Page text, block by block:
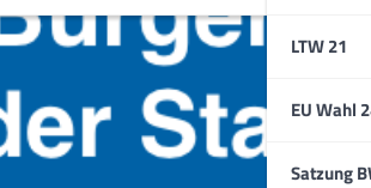
LTW 21
EU Wahl
Satzung